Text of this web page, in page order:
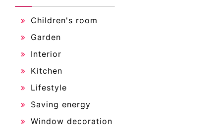
Children's room
Garden
Interior
Kitchen
Lifestyle
Saving energy
Window decoration